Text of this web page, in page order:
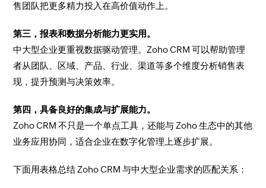
售团队把更多精力投入在高价值动作上。
第三，报表和数据分析能力更实用。
中大型企业更重视数据驱动管理。Zoho CRM 可以帮助管理
者从团队、区域、产品、行业、渠道等多个维度分析销售表
现，提升预测与决策效率。
第四，具备良好的集成与扩展能力。
Zoho CRM 不只是一个单点工具，还能与 Zoho 生态中的其他
业务应用协同，适合企业在数字化管理上逐步扩展。
下面用表格总结 Zoho CRM 与中大型企业需求的匹配关系：